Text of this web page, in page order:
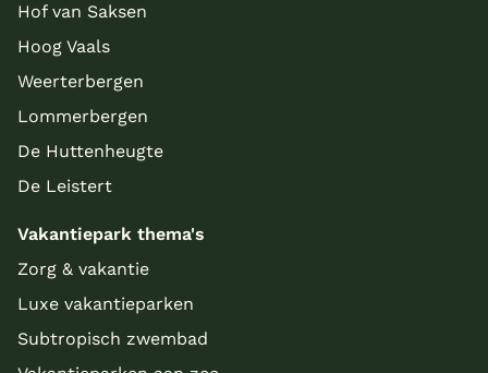
Hof van Saksen
Hoog Vaals
Weerterbergen
Lommerbergen
De Huttenheugte
De Leistert
Vakantiepark thema's
Zorg & vakantie
Luxe vakantieparken
Subtropisch zwembad